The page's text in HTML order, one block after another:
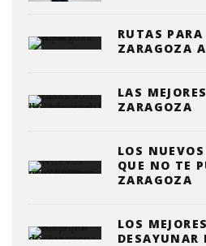
RUTAS
ZARAGOZA
LAS
ZARAGOZA
LOS
QUE NO TE
ZARAGOZA
LOS
DESAYUNAR